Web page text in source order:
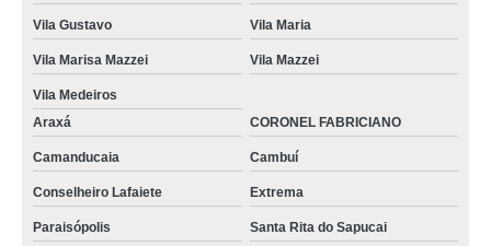
Vila Gustavo Vila Maria
Vila Marisa Mazzei Vila Mazzei
Vila Medeiros
Araxá
CORONEL FABRICIANO
Camanducaia Cambuí
Conselheiro Lafaiete Extrema
Paraisópolis
Santa Rita do Sapucai